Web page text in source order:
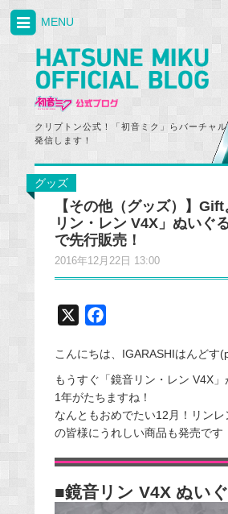
クリプトン公式！「初音ミク」らバーチャ
発信します！
MENU
グッズ
【その他（グッズ）】
リン・レン V4X」ぬいぐ
で先行販売！
2016年12月22日 13:00
c
e
b
o
o
k
こんにちは、IGARASHIはんどす
もうすぐ「鏡音リン・レン V4X」
1年がたちますね！
なんともおめでたい12月！リン
の皆様にうれしい商品も発売です
■鏡音リン V4X ぬい